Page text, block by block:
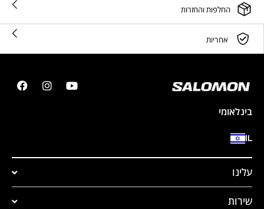
החלפות והחזרות
אחריות
בינלאומי
IL
עלינו
שירות